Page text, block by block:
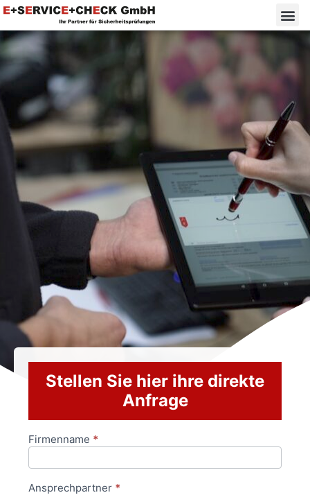
Stellen Sie hier ihre direkte
Anfrage
Anfrageformular
Firmenname *
Ansprechpartner *